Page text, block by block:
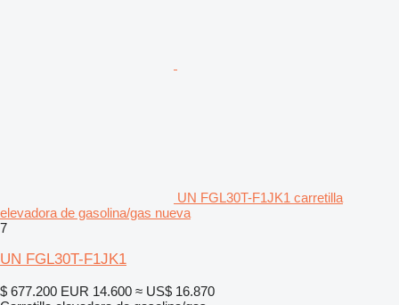
UN FGL30T-F1JK1 carretilla
elevadora de gasolina/gas nueva
7
UN FGL30T-F1JK1
$ 677.200 EUR 14.600 ≈ US$ 16.870